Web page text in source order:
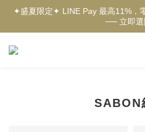
✦新客獨享✦ 首購輸入【welcome
購▸
✦盛夏限定✦ LINE Pay 最高11%，
── 立即選
✦New✦ 熱帶果嶼限量系列，沉
SABON